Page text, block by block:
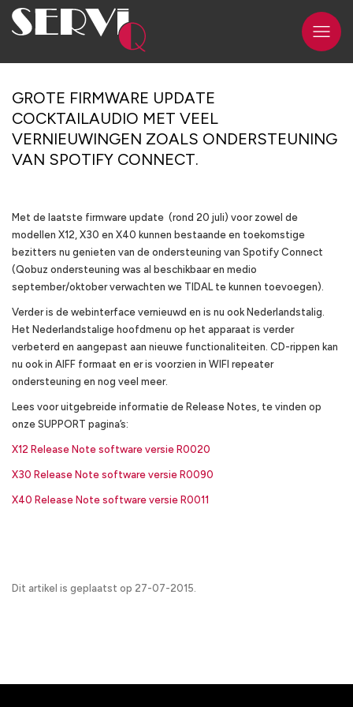
GROTE FIRMWARE UPDATE
COCKTAILAUDIO MET VEEL
VERNIEUWINGEN ZOALS ONDERSTEUNING
VAN SPOTIFY CONNECT.
Met de laatste firmware update (rond 20 juli) voor zowel de
modellen X12, X30 en X40 kunnen bestaande en toekomstige
bezitters nu genieten van de ondersteuning van Spotify Connect
(Qobuz ondersteuning was al beschikbaar en medio
september/oktober verwachten we TIDAL te kunnen toevoegen).
Verder is de webinterface vernieuwd en is nu ook Nederlandstalig.
Het Nederlandstalige hoofdmenu op het apparaat is verder
verbeterd en aangepast aan nieuwe functionaliteiten. CD-rippen kan
nu ook in AIFF formaat en er is voorzien in WIFI repeater
ondersteuning en nog veel meer.
Lees voor uitgebreide informatie de Release Notes, te vinden op
onze SUPPORT pagina’s:
X12 Release Note software versie R0020
X30 Release Note software versie R0090
X40 Release Note software versie R0011
Dit artikel is geplaatst op 27-07-2015.